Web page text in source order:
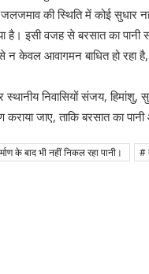
जलजमाव की स्थिति में कोई
इसी वजह से बरसात का पानी
न केवल आवागमन बाधित हो रहा
निवासियों संजय,
जाए, ताकि बरसात का
के बाद भी नहीं निकल रहा पानी। #